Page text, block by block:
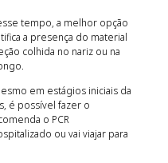
tempo, a melhor opção
a presença do material
colhida no nariz ou na
em estágios iniciais da
é possível fazer o
o PCR
ou vai viajar para